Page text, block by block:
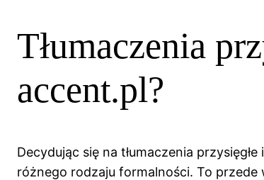
Tłumaczenia
accent.pl?
Decydując się na tłumaczenia
różnego rodzaju formalności. To przede